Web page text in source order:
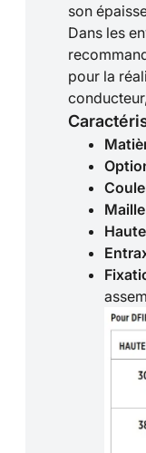
son
Dans les
pour la